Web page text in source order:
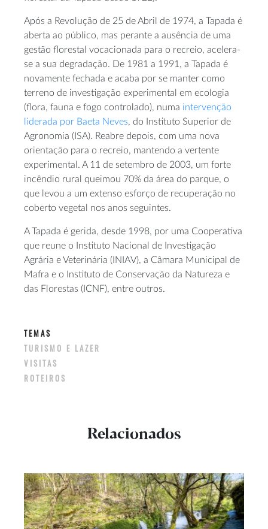
Após a Revolução de 25 de Abril de 1974, a Tapada é
aberta ao público, mas perante a ausência de uma
gestão florestal vocacionada para o recreio, acelera-
se a sua degradação. De 1981 a 1991, a Tapada é
novamente fechada e acaba por se manter como
terreno de investigação experimental em ecologia
(flora, fauna e fogo controlado), numa intervenção
liderada por Baeta Neves, do Instituto Superior de
Agronomia (ISA). Reabre depois, com uma nova
orientação para o recreio, mantendo a vertente
experimental. A 11 de setembro de 2003, um forte
incêndio rural queimou 70% da área do parque, o
que levou a um extenso esforço de recuperação no
coberto vegetal nos anos seguintes.
A Tapada é gerida, desde 1998, por uma Cooperativa
que reune o Instituto Nacional de Investigação
Agrária e Veterinária (INIAV), a Câmara Municipal de
Mafra e o Instituto de Conservação da Natureza e
das Florestas (ICNF), entre outros.
TEMAS
TURISMO E LAZER
VISITAS
ROTEIROS
Relacionados